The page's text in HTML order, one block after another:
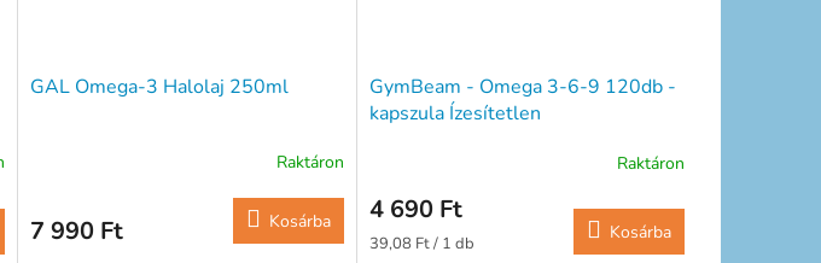
GAL Omega-3 Halolaj 250ml
Raktáron
7 990 Ft Kosárba
GymBeam - Omega 3-6-9 120db -
kapszula Ízesítetlen
Raktáron
4 690 Ft
Egységár:
39,08 Ft / 1 db Kosárba